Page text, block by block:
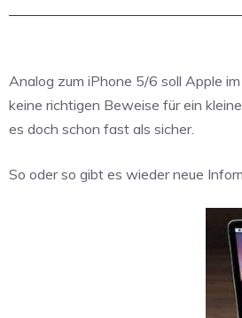
Analog zum iPhone 5/6 soll Apple
keine richtigen Beweise für ein
es doch schon fast als sicher.
So oder so gibt es wieder neue